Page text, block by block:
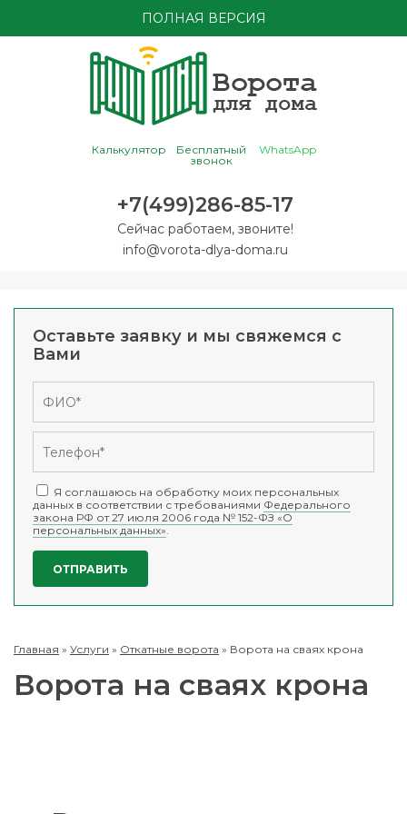
ПОЛНАЯ ВЕРСИЯ
Калькулятор
Бесплатный
звонок
WhatsApp
+7(499)286-85-17
Сейчас работаем, звоните!
info@vorota-dlya-doma.ru
Оставьте заявку и мы свяжемся с
Вами
Я соглашаюсь на обработку моих персональных
данных в соответствии с требованиями Федерального
закона РФ от 27 июля 2006 года № 152-ФЗ «О
персональных данных».
Главная » Услуги » Откатные ворота » Ворота на сваях крона
Ворота на сваях крона